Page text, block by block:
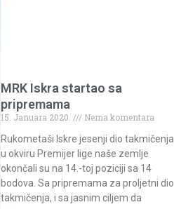
MRK Iskra startao sa
pripremama
15. Januara 2020.
Nema komentara
Rukometaši Iskre jesenji dio takmičenja
u okviru Premijer lige naše zemlje
okončali su na 14.-toj poziciji sa 14
bodova. Sa pripremama za proljetni dio
takmičenja, i sa jasnim ciljem da